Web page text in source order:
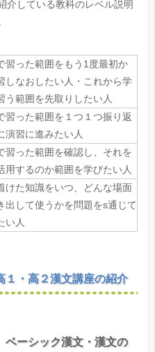
介している教科のレベル説明
習った範囲をもう1度最初か
しなおしたい人・これから学
う範囲を先取りしたい人
習った範囲を１つ１つ振り返
演習に進みたい人
習った範囲を確認し、それを
用するのか範囲を学びたい人
けた知識をいつ、どんな場面
出して使うかを問題をs通じて
い人
・高２漢文講座の紹介
ーシック漢文・漢文の